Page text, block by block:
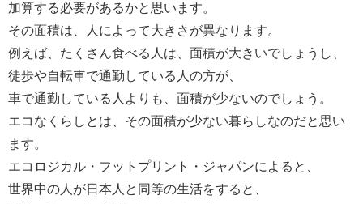
加算する必要があるかと思います。
その面積は、人によって大きさが異なります。
例えば、たくさん食べる人は、面積が大きいでしょうし、
徒歩や自転車で通勤している人の方が、
車で通勤している人よりも、面積が少ないのでしょう。
エコなくらしとは、その面積が少ない暮らしなのだと思い
ます。
エコロジカル・フットプリント・ジャパンによると、
世界中の人が日本人と同等の生活をすると、